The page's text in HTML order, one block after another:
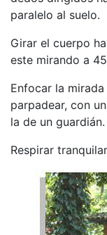
paralelo al suelo.
Girar el cuerpo
este mirando a
Enfocar la
parpadear, con
la de un guardián.
Respirar